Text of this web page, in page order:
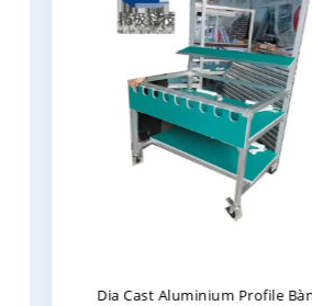
Bàn Làm Việc Hợp Kim